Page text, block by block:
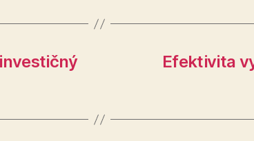
investičný
Efektivita